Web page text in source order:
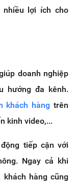
nhiều lợi ích cho
doanh nghiệp
hướng đa kênh.
khách hàng trên
kinh video,...
tiếp cận với
Ngay cả khi
hàng cũng